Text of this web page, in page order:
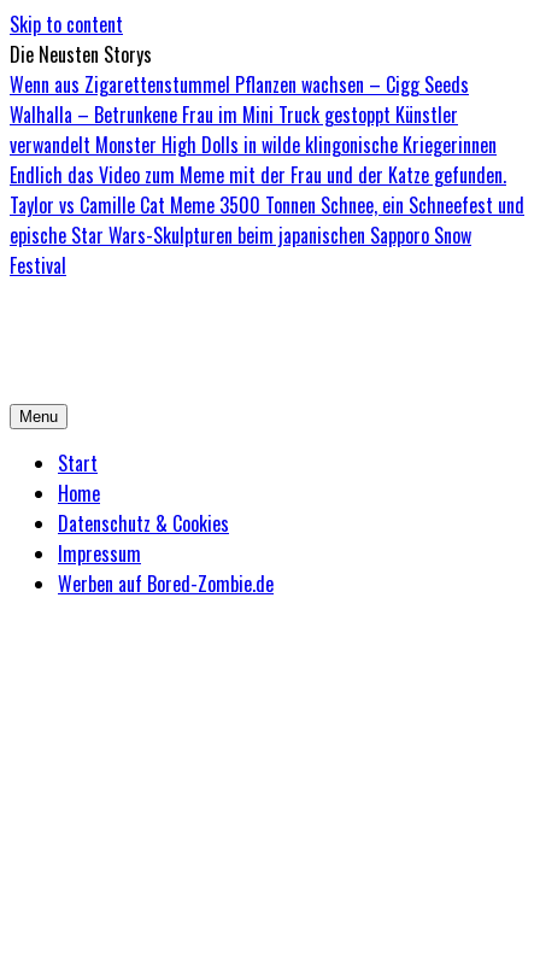
Skip to content
Die Neusten Storys
Wenn aus Zigarettenstummel Pflanzen wachsen – Cigg Seeds
Walhalla – Betrunkene Frau im Mini Truck gestoppt Künstler
verwandelt Monster High Dolls in wilde klingonische Kriegerinnen
Endlich das Video zum Meme mit der Frau und der Katze gefunden.
Taylor vs Camille Cat Meme 3500 Tonnen Schnee, ein Schneefest und
epische Star Wars-Skulpturen beim japanischen Sapporo Snow
Festival
Menu
Start
Home
Datenschutz & Cookies
Impressum
Werben auf Bored-Zombie.de